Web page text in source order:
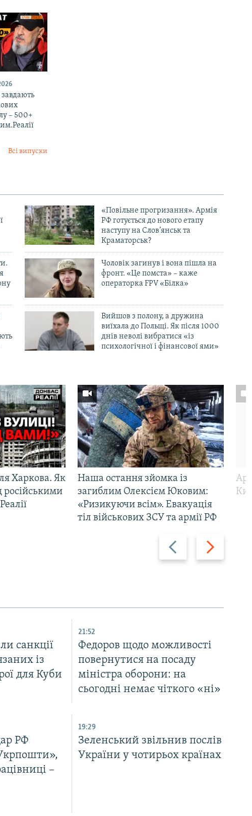
– 500+
Всі випуски
«Повільне прогризання». Армія
РФ готується до нового етапу
наступу на Слов’янськ та
Краматорськ?
Чоловік загинув і вона пішла на
фронт. «Це помста» – каже
операторка FPV «Білка»
Вийшов з полону, а дружина
виїхала до Польщі. Як після 1000
днів неволі вибратися «із
психологічної і фінансової ями»
Назад Вперед
Харкова. Як
російськими
Наша остання зйомка із
загиблим Олексієм Юковим:
«Ризикуючи всім». Евакуація
тіл військових ЗСУ та армії РФ
санкції
із
для Куби
21:52
Федоров щодо можливості
повернутися на посаду
міністра оборони: на
сьогодні немає чіткого «ні»
РФ
–
19:29
Зеленський звільнив послів
України у чотирьох країнах